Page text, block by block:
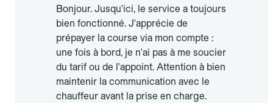
Bonjour. Jusqu'ici, le service a toujours
bien fonctionné. J'apprécie de
prépayer la course via mon compte :
une fois à bord, je n'ai pas à me soucier
du tarif ou de l'appoint. Attention à bien
maintenir la communication avec le
chauffeur avant la prise en charge.